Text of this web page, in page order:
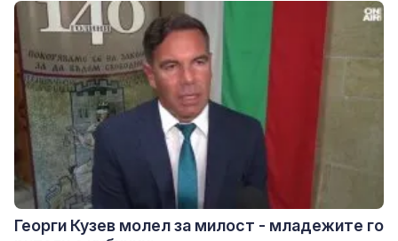
Георги Кузев молел за милост - младежите го